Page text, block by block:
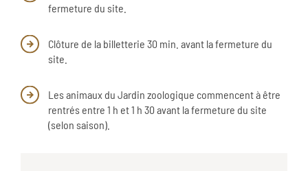
fermeture du site.
Clôture de la billetterie 30 min. avant la fermeture du
site.
Les animaux du Jardin zoologique commencent à être
rentrés entre 1 h et 1 h 30 avant la fermeture du site
(selon saison).